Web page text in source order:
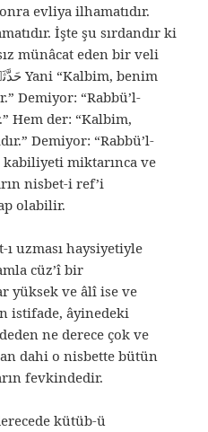
evliya ilhamatıdır.
İşte şu sırdandır ki
münâcat eden bir veli
Demiyor: “Rabbü’l-
Hem der: “Kalbim,
Demiyor: “Rabbü’l-
kabiliyeti miktarınca ve
nisbet-i ref’i
olabilir.
uzması haysiyetiyle
cüz’î bir
yüksek ve âlî ise ve
istifade, âyinedeki
ne derece çok ve
dahi o nisbette bütün
fevkindedir.
kütüb-ü